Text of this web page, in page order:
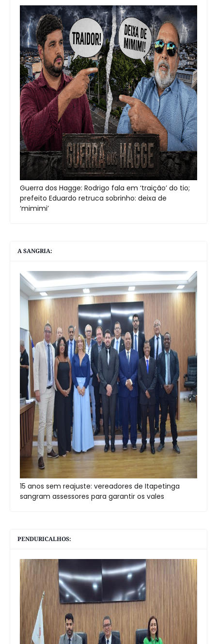
Guerra dos Hagge: Rodrigo fala em ‘traição’ do tio;
prefeito Eduardo retruca sobrinho: deixa de
‘mimimi’
A SANGRIA:
15 anos sem reajuste: vereadores de Itapetinga
sangram assessores para garantir os vales
PENDURICALHOS: